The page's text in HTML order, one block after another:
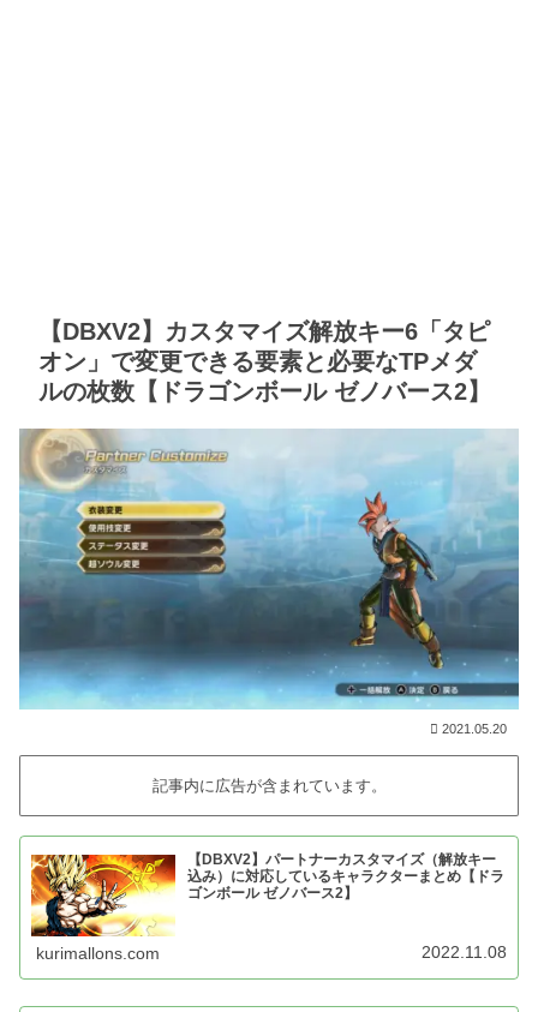
【DBXV2】カスタマイズ解放キー6「タピ
オン」で変更できる要素と必要なTPメダ
ルの枚数【ドラゴンボール ゼノバース2】
2021.05.20
記事内に広告が含まれています。
【DBXV2】パートナーカスタマイズ（解放キー
込み）に対応しているキャラクターまとめ【ドラ
ゴンボール ゼノバース2】
kurimallons.com 2022.11.08